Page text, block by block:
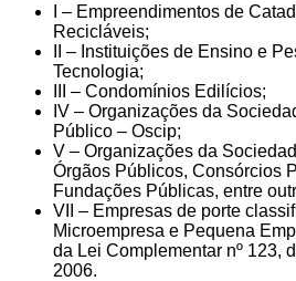
I – Empreendimentos de
Recicláveis;
II – Instituições de Ensino e
Tecnologia;
III – Condomínios Edilícios;
IV – Organizações da
Público – Oscip;
V – Organizações da
Órgãos Públicos, Consórcios
Fundações Públicas, entre
VII – Empresas de porte
Microempresa e Pequena
da Lei Complementar nº 123,
2006.